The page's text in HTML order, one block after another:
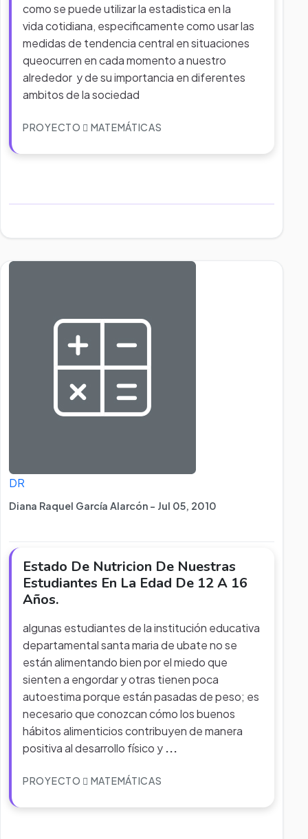
como se puede utilizar la estadistica en la
vida cotidiana, especificamente como usar las
medidas de tendencia central en situaciones
queocurren en cada momento a nuestro
alrededor y de su importancia en diferentes
ambitos de la sociedad
PROYECTO MATEMÁTICAS
DR
Diana Raquel García Alarcón - Jul 05, 2010
Estado De Nutricion De Nuestras
Estudiantes En La Edad De 12 A 16
Años.
algunas estudiantes de la institución educativa
departamental santa maria de ubate no se
están alimentando bien por el miedo que
sienten a engordar y otras tienen poca
autoestima porque están pasadas de peso; es
necesario que conozcan cómo los buenos
hábitos alimenticios contribuyen de manera
positiva al desarrollo físico y ...
PROYECTO MATEMÁTICAS